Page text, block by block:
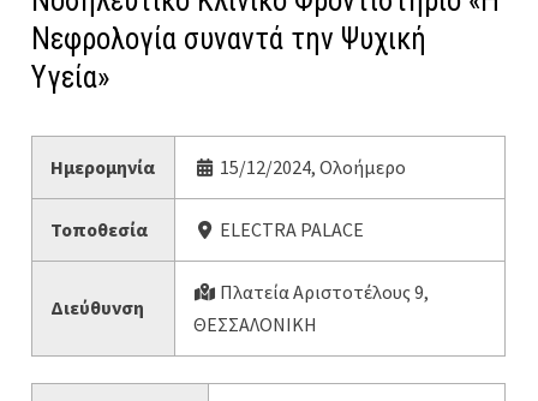
Νεφρολογία συναντά την Ψυχική
Υγεία»
Ημερομηνία 15/12/2024, Ολοήμερο
Τοποθεσία ELECTRA PALACE
Διεύθυνση
Πλατεία Αριστοτέλους 9,
ΘΕΣΣΑΛΟΝΙΚΗ